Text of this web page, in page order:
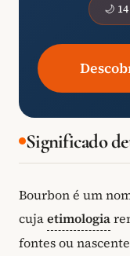
🌙
Significado
Bourbon é um
cujaetimologia
fontes ou